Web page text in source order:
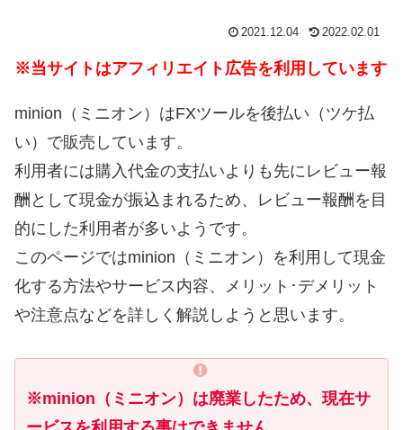
2021.12.04 2022.02.01
※当サイトはアフィリエイト広告を利用しています
minion（ミニオン）はFXツールを後払い（ツケ払
い）で販売しています。
利用者には購入代金の支払いよりも先にレビュー報
酬として現金が振込まれるため、レビュー報酬を目
的にした利用者が多いようです。
このページではminion（ミニオン）を利用して現金
化する方法やサービス内容、メリット･デメリット
や注意点などを詳しく解説しようと思います。
※minion（ミニオン）は廃業したため、現在サ